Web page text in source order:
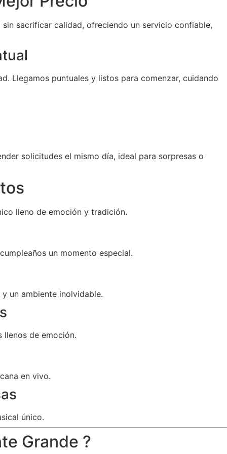
sacrificar calidad, ofreciendo un servicio confiable,
Llegamos puntuales y listos para comenzar, cuidando
solicitudes el mismo día, ideal para sorpresas o
lleno de emoción y tradición.
un momento especial.
un ambiente inolvidable.
llenos de emoción.
en vivo.
único.
Grande ?